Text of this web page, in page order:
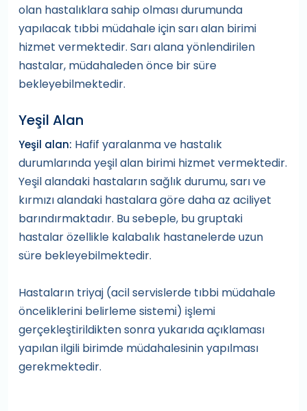
olan hastalıklara sahip olması durumunda
yapılacak tıbbi müdahale için sarı alan birimi
hizmet vermektedir. Sarı alana yönlendirilen
hastalar, müdahaleden önce bir süre
bekleyebilmektedir.
Yeşil Alan
Yeşil alan: Hafif yaralanma ve hastalık
durumlarında yeşil alan birimi hizmet vermektedir.
Yeşil alandaki hastaların sağlık durumu, sarı ve
kırmızı alandaki hastalara göre daha az aciliyet
barındırmaktadır. Bu sebeple, bu gruptaki
hastalar özellikle kalabalık hastanelerde uzun
süre bekleyebilmektedir.
Hastaların triyaj (acil servislerde tıbbi müdahale
önceliklerini belirleme sistemi) işlemi
gerçekleştirildikten sonra yukarıda açıklaması
yapılan ilgili birimde müdahalesinin yapılması
gerekmektedir.